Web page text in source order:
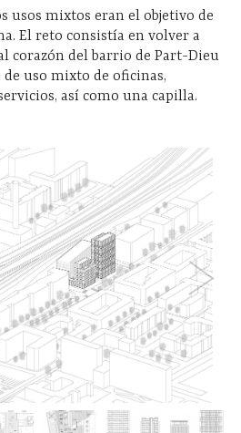
usos mixtos eran el objetivo de
El reto consistía en volver a
corazón del barrio de Part-Dieu
uso mixto de oficinas,
así como una capilla.